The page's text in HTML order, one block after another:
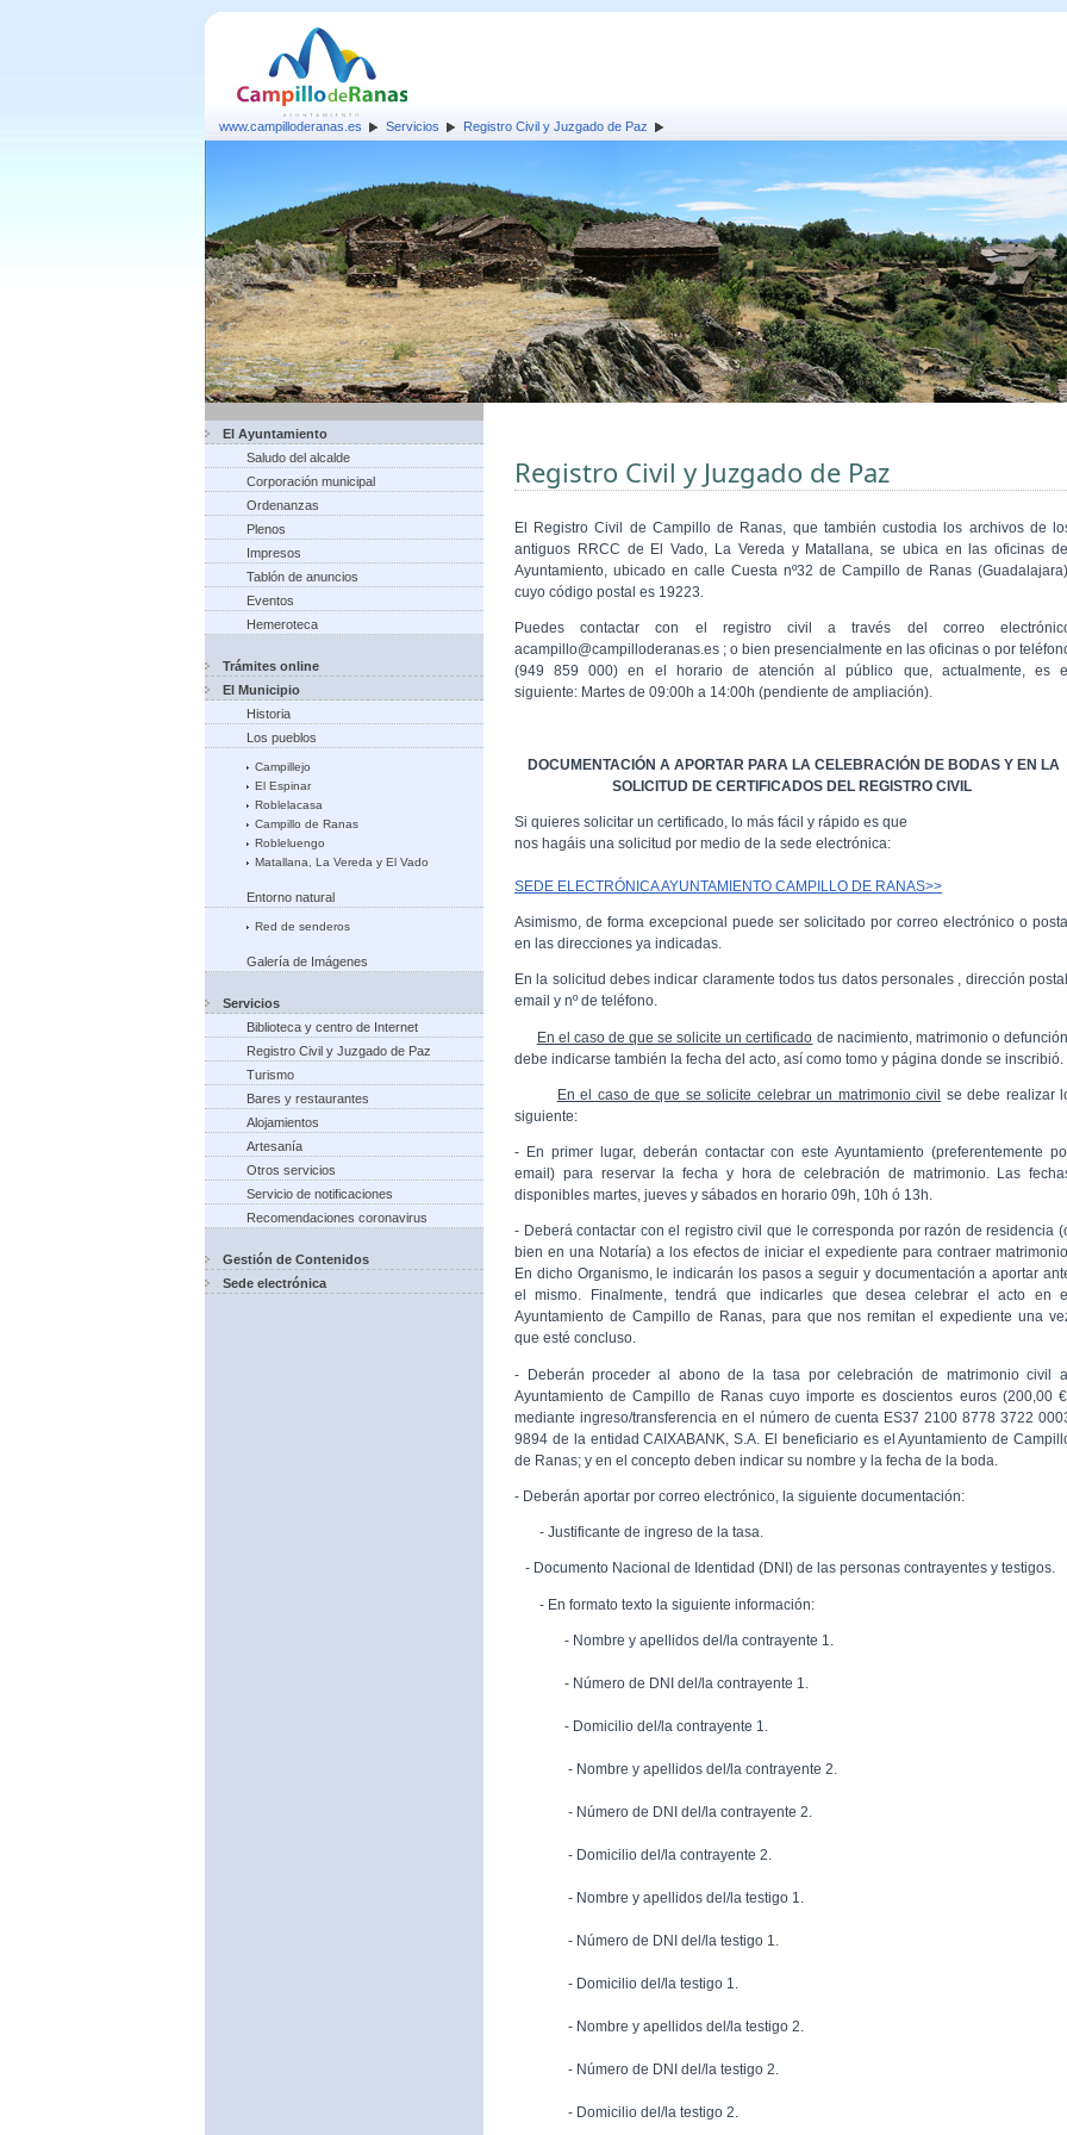
www.campilloderanas.es Servicios Registro Civil y Juzgado de Paz
El Ayuntamiento
Saludo del alcalde
Corporación municipal
Ordenanzas
Plenos
Impresos
Tablón de anuncios
Eventos
Hemeroteca
Trámites online
El Municipio
Historia
Los pueblos
Campillejo
El Espinar
Roblelacasa
Campillo de Ranas
Robleluengo
Matallana, La Vereda y El Vado
Entorno natural
Red de senderos
Galería de Imágenes
Servicios
Biblioteca y centro de Internet
Registro Civil y Juzgado de Paz
Turismo
Bares y restaurantes
Alojamientos
Artesanía
Otros servicios
Servicio de notificaciones
Recomendaciones coronavirus
Gestión de Contenidos
Sede electrónica
Registro Civil y Juzgado de Paz
El Registro Civil de Campillo de Ranas, que también custodia los archivos de
antiguos RRCC de El Vado, La Vereda y Matallana, se ubica en las oficinas del
Ayuntamiento, ubicado en calle Cuesta nº32 de Campillo de Ranas
cuyo código postal es 19223.
Puedes contactar con el registro civil a través del correo
acampillo@campilloderanas.es ; o bien presencialmente en las oficinas o por
(949 859 000) en el horario de atención al público que, actualmente, es el
siguiente: Martes de 09:00h a 14:00h (pendiente de ampliación).
DOCUMENTACIÓN A APORTAR PARA LA CELEBRACIÓN DE BODAS Y EN LA
SOLICITUD DE CERTIFICADOS DEL REGISTRO CIVIL
Si quieres solicitar un certificado, lo más fácil y rápido es que
nos hagáis una solicitud por medio de la sede electrónica:
SEDE ELECTRÓNICA AYUNTAMIENTO CAMPILLO DE RANAS>>
Asimismo, de forma excepcional puede ser solicitado por correo electrónico o postal
en las direcciones ya indicadas.
En la solicitud debes indicar claramente todos tus datos personales , dirección
email y nº de teléfono.
En el caso de que se solicite un certificado de nacimiento, matrimonio o defunción,
debe indicarse también la fecha del acto, así como tomo y página donde se inscribió.
En el caso de que se solicite celebrar un matrimonio civil
se debe realizar
siguiente:
- En primer lugar, deberán contactar con este Ayuntamiento (preferentemente
email) para reservar la fecha y hora de celebración de matrimonio. Las
disponibles martes, jueves y sábados en horario 09h, 10h ó 13h.
- Deberá contactar con el registro civil que le corresponda por razón de residencia
bien en una Notaría) a los efectos de iniciar el expediente para contraer
En dicho Organismo, le indicarán los pasos a seguir y documentación a aportar
el mismo. Finalmente, tendrá que indicarles que desea celebrar el acto en el
Ayuntamiento de Campillo de Ranas, para que nos remitan el expediente una
que esté concluso.
- Deberán proceder al abono de la tasa por celebración de matrimonio civil
Ayuntamiento de Campillo de Ranas cuyo importe es doscientos euros (200,00
mediante ingreso/transferencia en el número de cuenta ES37 2100 8778 3722
9894 de la entidad CAIXABANK, S.A. El beneficiario es el Ayuntamiento de
de Ranas; y en el concepto deben indicar su nombre y la fecha de la boda.
- Deberán aportar por correo electrónico, la siguiente documentación:
- Justificante de ingreso de la tasa.
- Documento Nacional de Identidad (DNI) de las personas contrayentes y testigos.
- En formato texto la siguiente información:
- Nombre y apellidos del/la contrayente 1.
- Número de DNI del/la contrayente 1.
- Domicilio del/la contrayente 1.
- Nombre y apellidos del/la contrayente 2.
- Número de DNI del/la contrayente 2.
- Domicilio del/la contrayente 2.
- Nombre y apellidos del/la testigo 1.
- Número de DNI del/la testigo 1.
- Domicilio del/la testigo 1.
- Nombre y apellidos del/la testigo 2.
- Número de DNI del/la testigo 2.
- Domicilio del/la testigo 2.